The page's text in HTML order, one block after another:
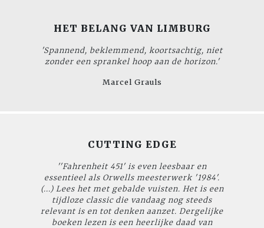
HET BELANG VAN LIMBURG
'Spannend, beklemmend, koortsachtig, niet
zonder een sprankel hoop aan de horizon.'
Marcel Grauls
CUTTING EDGE
''Fahrenheit 451' is even leesbaar en
essentieel als Orwells meesterwerk '1984'.
(...) Lees het met gebalde vuisten. Het is een
tijdloze classic die vandaag nog steeds
relevant is en tot denken aanzet. Dergelijke
boeken lezen is een heerlijke daad van